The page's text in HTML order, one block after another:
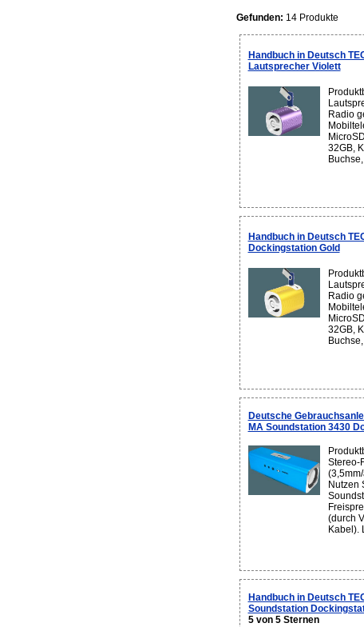
Gefunden: 14 Produkte
Handbuch in Deutsch
Lautsprecher Violett
Radio
32GB,
Handbuch in Deutsch
Dockingstation Gold
Radio
32GB,
Deutsche
MA Soundstation 3430
Stereo-
Nutzen
(durch
Kabel).
Handbuch in Deutsch
Soundstation
5 von 5 Sternen